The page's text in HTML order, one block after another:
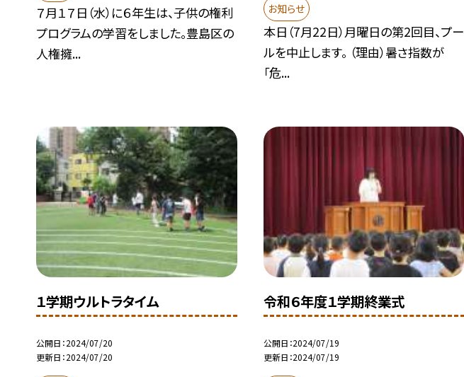
７月１７日（水）に６年生は、子供の権利
プログラムの学習をしました。豊島区の
人権擁...
お知らせ
本日（7月22日）月曜日の第2回目、プー
ルを中止します。 （理由）暑さ指数が
「危...
１学期ウルトラタイム
公開日 2024/07/20
更新日 2024/07/20
令和６年度１学期終業式
公開日 2024/07/19
更新日 2024/07/19